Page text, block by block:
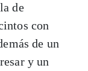
de
con
de un
y un